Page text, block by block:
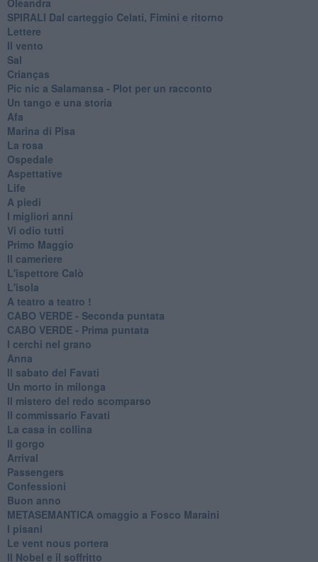
SPIRALI Dal carteggio Celati, Fimini e ritorno
Lettere
Il vento
Sal
Crianças
Pic nic a Salamansa - Plot per un racconto
Un tango e una storia
Afa
Marina di Pisa
La rosa
Ospedale
Aspettative
Life
A piedi
I migliori anni
Vi odio tutti
Primo Maggio
Il cameriere
L'ispettore Calò
L'isola
A teatro a teatro !
CABO VERDE - Seconda puntata
CABO VERDE - Prima puntata
I cerchi nel grano
Anna
Il sabato del Favati
Un morto in milonga
Il mistero del redo scomparso
Il commissario Favati
La casa in collina
Il gorgo
Arrival
Passengers
Confessioni
Buon anno
METASEMANTICA omaggio a Fosco Maraini
I pisani
Le vent nous portera
Il Nobel e il soffritto